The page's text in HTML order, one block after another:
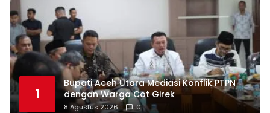
1
Bupati Aceh Utara Mediasi Konflik PTPN
dengan Warga Cot Girek
8 Agustus 2026 0